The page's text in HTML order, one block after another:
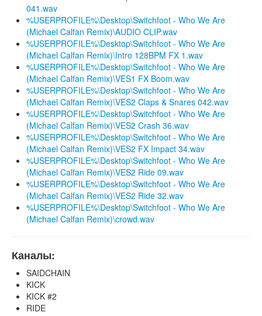
041.wav
%USERPROFILE%\Desktop\Switchfoot - Who We Are
(Michael Calfan Remix)\AUDIO CLIP.wav
%USERPROFILE%\Desktop\Switchfoot - Who We Are
(Michael Calfan Remix)\Intro 128BPM FX 1.wav
%USERPROFILE%\Desktop\Switchfoot - Who We Are
(Michael Calfan Remix)\VES1 FX Boom.wav
%USERPROFILE%\Desktop\Switchfoot - Who We Are
(Michael Calfan Remix)\VES2 Claps & Snares 042.wav
%USERPROFILE%\Desktop\Switchfoot - Who We Are
(Michael Calfan Remix)\VES2 Crash 36.wav
%USERPROFILE%\Desktop\Switchfoot - Who We Are
(Michael Calfan Remix)\VES2 FX Impact 34.wav
%USERPROFILE%\Desktop\Switchfoot - Who We Are
(Michael Calfan Remix)\VES2 Ride 09.wav
%USERPROFILE%\Desktop\Switchfoot - Who We Are
(Michael Calfan Remix)\VES2 Ride 32.wav
%USERPROFILE%\Desktop\Switchfoot - Who We Are
(Michael Calfan Remix)\crowd.wav
Каналы:
SAIDCHAIN
KICK
KICK #2
RIDE